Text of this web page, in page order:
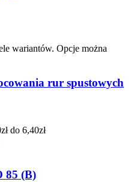
wariantów. Opcje można
rur spustowych
do 6,40zł
85 (B)